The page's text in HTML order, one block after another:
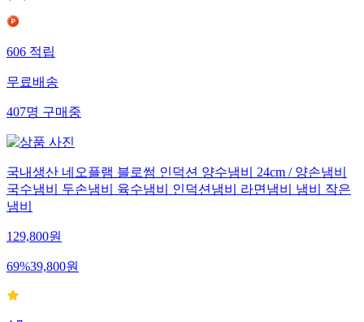
606적립
무료배송
407명구매중
국내생산 네오플램 블로썸 인덕션 양수냄비 24cm / 양손냄비
국수냄비 두손냄비 육수냄비 인덕션냄비 라면냄비 냄비 작은
냄비
129,800원
69%39,800원